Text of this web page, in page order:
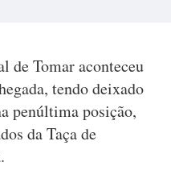
de Tomar aconteceu
tendo deixado
penúltima posição,
da Taça de